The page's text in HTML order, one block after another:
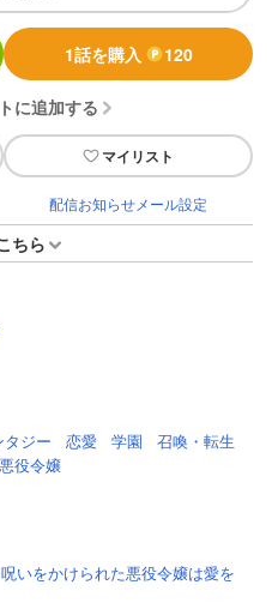
1話を購入 120
に追加する
マイリスト
配信お知らせメール設定
ちら
ジー 恋愛 学園
召喚・転生
悪役令嬢
いをかけられた悪役令嬢は愛を